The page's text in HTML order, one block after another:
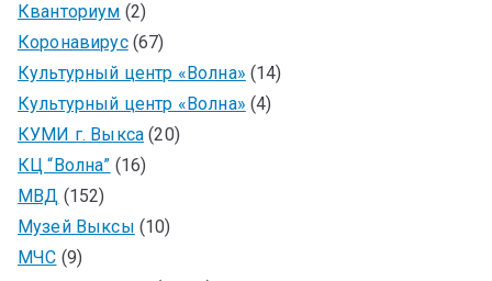
Кванториум (2)
Коронавирус(67)
Культурный центр «Волна» (14)
Культурный центр «Волна» (4)
КУМИ г. Выкса (20)
КЦ “Волна” (16)
МВД (152)
Музей Выксы (10)
МЧС (9)